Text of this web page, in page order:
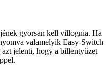
gyorsan kell villognia. Ha
valamelyik Easy-Switch
jelenti, hogy a billentyűzet